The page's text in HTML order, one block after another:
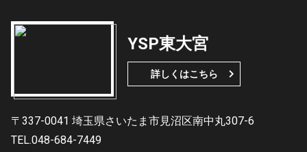
YSP東大宮
詳しくはこちら
〒337-0041 埼玉県さいたま市見沼区南中丸307-6
TEL.048-684-7449